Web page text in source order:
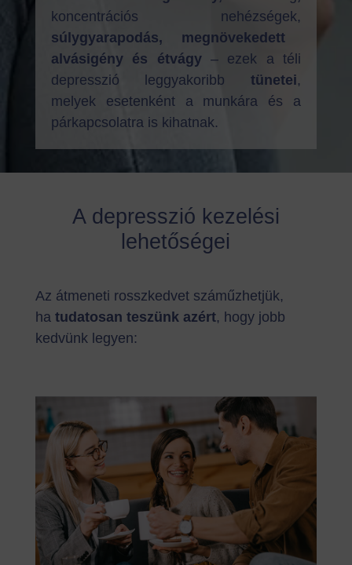
koncentrációs nehézségek,
súlygyarapodás, megnövekedett
alvásigény és étvágy – ezek a téli
depresszió leggyakoribbtünetei,
melyek esetenként a munkára és a
párkapcsolatra is kihatnak.
A depresszió kezelési
lehetőségei
Az átmeneti rosszkedvet száműzhetjük,
ha tudatosan teszünk azért, hogy jobb
kedvünk legyen: